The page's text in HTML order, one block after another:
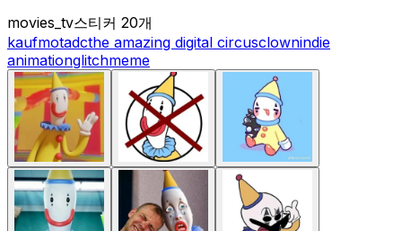
movies_tv스티커 20개
kaufmotadcthe amazing digital circusclownindie
animationglitchmeme